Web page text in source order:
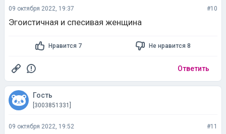
09 октября 2022, 19:37 #10
Эгоистичная и спесивая женщина
Нравится 7 Не нравится 8
Ответить
Гость
[3003851331]
09 октября 2022, 19:52 #11